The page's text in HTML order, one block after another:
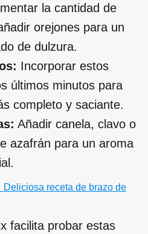
la cantidad de
orejones para un
de dulzura.
Incorporar estos
últimos minutos para
completo y saciante.
Añadir canela, clavo o
azafrán para un aroma
Deliciosa receta de brazo de
facilita probar estas